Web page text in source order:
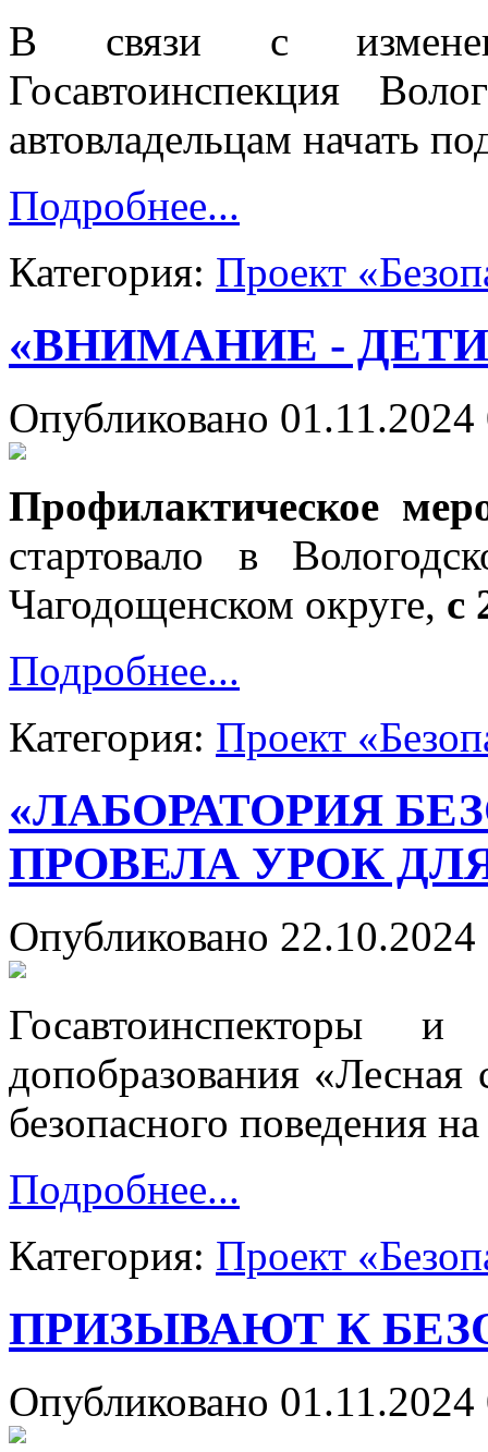
В связи с
Госавтоинспекция
автовладельцам начать
Подробнее...
Категория: Проект
«ВНИМАНИЕ -
Опубликовано 01.11.2024
Профилактическое
стартовало в
Чагодощенском округе, с
Подробнее...
Категория: Проект
«ЛАБОРАТОРИЯ
ПРОВЕЛА УРОК
Опубликовано
Госавтоинспекторы
допобразования «Лесная
безопасного поведения
Подробнее...
Категория: Проект
ПРИЗЫВАЮТ К
Опубликовано 01.11.2024